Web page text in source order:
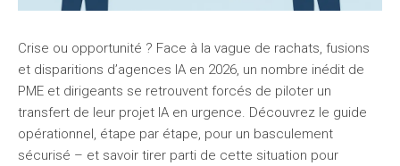
Crise ou opportunité ? Face à la vague de rachats, fusions
et disparitions d’agences IA en 2026, un nombre inédit de
PME et dirigeants se retrouvent forcés de piloter un
transfert de leur projet IA en urgence. Découvrez le guide
opérationnel, étape par étape, pour un basculement
sécurisé – et savoir tirer parti de cette situation pour